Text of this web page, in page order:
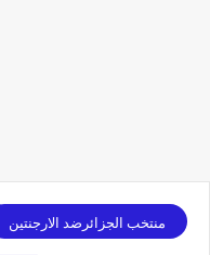
منتخب الجزائرضد الارجنتين